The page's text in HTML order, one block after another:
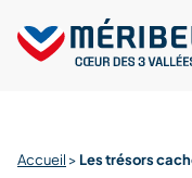
content
Accueil > Les trésors